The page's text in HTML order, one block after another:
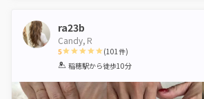
ra23b
Candy,Ｒ
5
1 2 3 4 5
(101件)
稲穂駅から徒歩10分